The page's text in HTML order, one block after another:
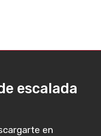
escalada
en